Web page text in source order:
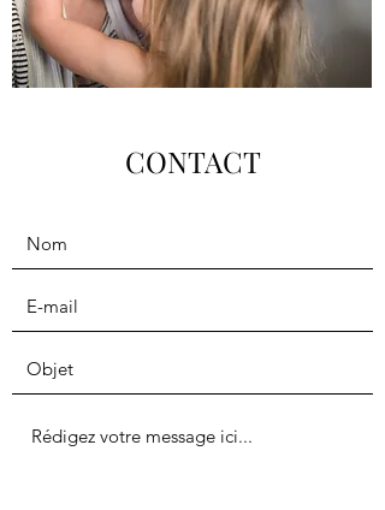
CONTACT